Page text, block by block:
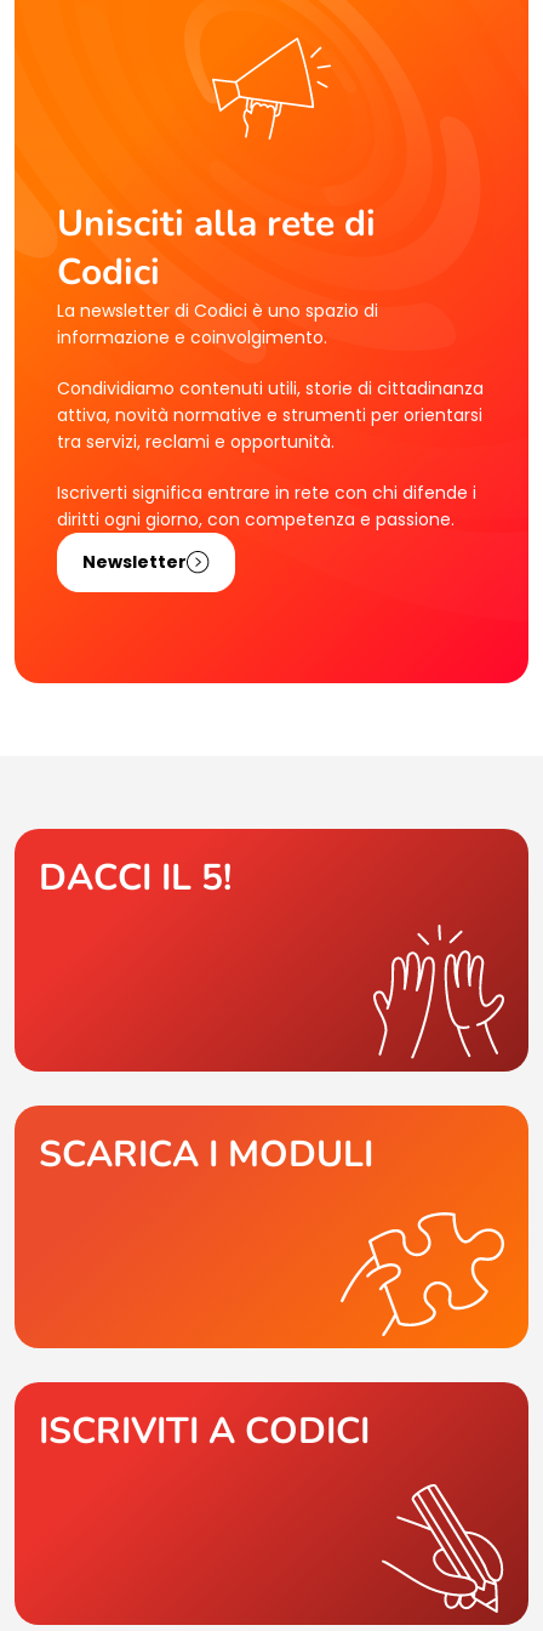
Unisciti alla rete di
Codici
La newsletter di Codici è uno spazio di
informazione e coinvolgimento.
Condividiamo contenuti utili, storie di cittadinanza
attiva, novità normative e strumenti per orientarsi
tra servizi, reclami e opportunità.
Iscriverti significa entrare in rete con chi difende i
diritti ogni giorno, con competenza e passione.
Newsletter
DACCI IL 5!
SCARICA I MODULI
ISCRIVITI A CODICI